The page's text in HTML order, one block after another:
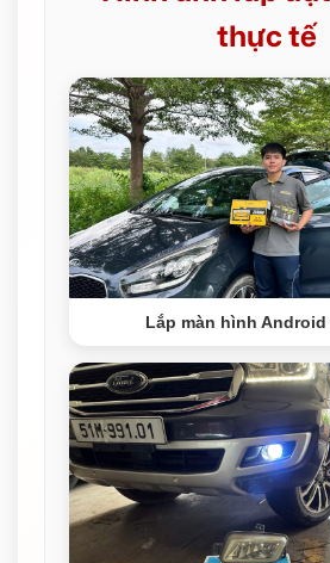
thực tế
Lắp màn hình